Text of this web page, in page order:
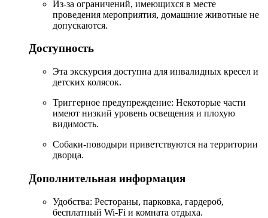
Из-за ограничений, имеющихся в месте
проведения мероприятия, домашние животные не
допускаются.
Доступность
Эта экскурсия доступна для инвалидных кресел и
детских колясок.
Триггерное предупреждение: Некоторые части
имеют низкий уровень освещения и плохую
видимость.
Собаки-поводыри приветствуются на территории
дворца.
Дополнительная информация
Удобства: Рестораны, парковка, гардероб,
бесплатный Wi-Fi и комната отдыха.